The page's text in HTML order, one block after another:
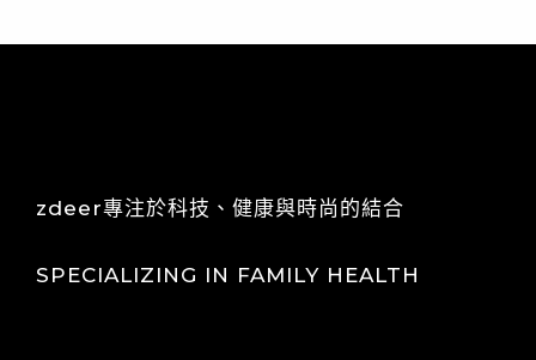
zdeer專注於科技、健康與時尚的結合
SPECIALIZING IN FAMILY HEALTH